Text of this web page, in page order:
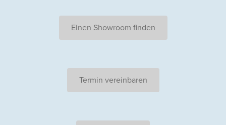
Einen Showroom finden
Termin vereinbaren